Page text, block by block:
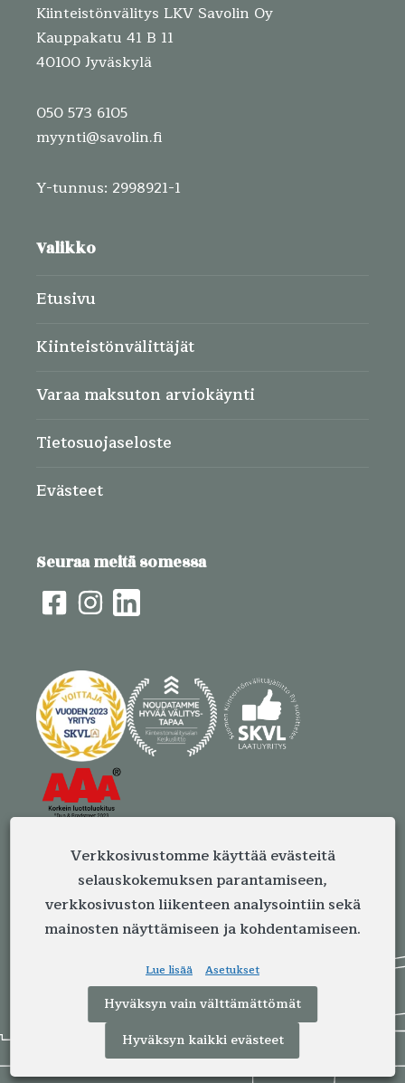
Kiinteistönvälitys LKV Savolin Oy
Kauppakatu 41 B 11
40100 Jyväskylä
050 573 6105
myynti@savolin.fi
Y-tunnus: 2998921-1
Valikko
Etusivu
Kiinteistönvälittäjät
Varaa maksuton arviokäynti
Tietosuojaseloste
Evästeet
Seuraa meitä somessa
Verkkosivustomme käyttää evästeitä
selauskokemuksen parantamiseen,
verkkosivuston liikenteen analysointiin sekä
mainosten näyttämiseen ja kohdentamiseen.
Lue lisää Asetukset
Hyväksyn vain välttämättömät
Hyväksyn kaikki evästeet